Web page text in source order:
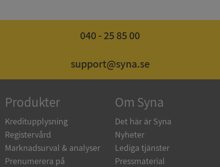
040 - 25 85 00
support@syna.se
Produkter
Kreditupplysning
Registervård
Marknadsurval & analyser
Prenumerera på
Om Syna
Det här är Syna
Nyheter
Lediga tjänster
Pressmaterial
ASP.NET_SessionId
Microsoft
de.syna.se
Corporation
.syna.se